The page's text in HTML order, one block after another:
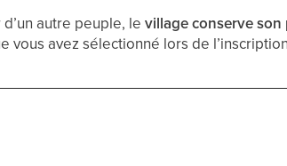
autre peuple, levillage conserve son
avez sélectionné lors de